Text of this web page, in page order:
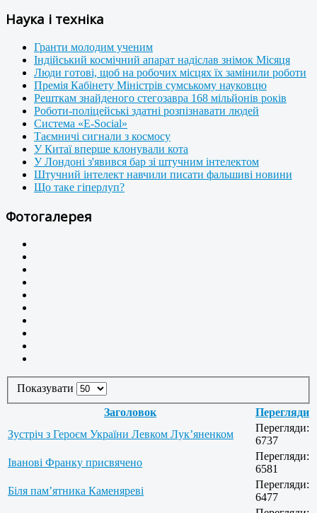
Наука і техніка
Гранти молодим ученим
Індійський космічний апарат надіслав знімок Місяця
Люди готові, щоб на робочих місцях їх замінили роботи
Премія Кабінету Міністрів сумському науковцю
Решткам знайденого стегозавра 168 мільйонів років
Роботи-поліцейські здатні розпізнавати людей
Система «E-Social»
Таємничі сигнали з космосу
У Китаї вперше клонували кота
У Лондоні з'явився бар зі штучним інтелектом
Штучний інтелект навчили писати фальшиві новини
Що таке гіперлуп?
Фотогалерея
Показувати
Заголовок
Перегляди
Зустріч з Героєм України Левком Лук’яненком
Перегляди:
6737
Іванові Франку присвячено
Перегляди:
6581
Біля пам’ятника Каменяреві
Перегляди:
6477